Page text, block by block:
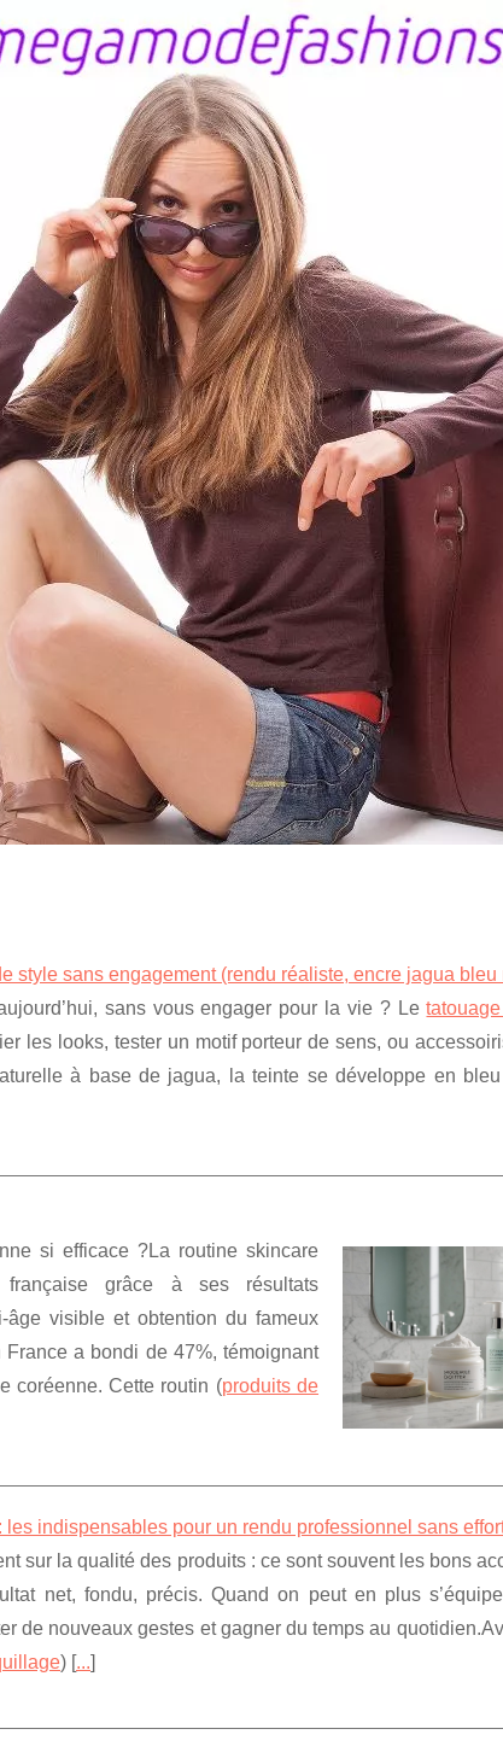
style sans engagement (rendu réaliste, encre jagua bleu
sans vous engager pour la vie ? Le
les looks, tester un motif porteur de sens, ou
à base de jagua, la teinte se développe en
si efficace ?La routine skincare
française grâce à ses résultats
âge visible et obtention du fameux
a bondi de 47%, témoignant
coréenne. Cette routin (produits de
indispensables pour un rendu professionnel sans
sur la qualité des produits : ce sont souvent les bons
net, fondu, précis. Quand on peut en plus
de nouveaux gestes et gagner du temps au
) [...]